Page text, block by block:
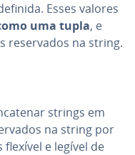
Esses valores
uma tupla, e
re­ser­va­dos na string.
strings em
na string por
flexível e legível de